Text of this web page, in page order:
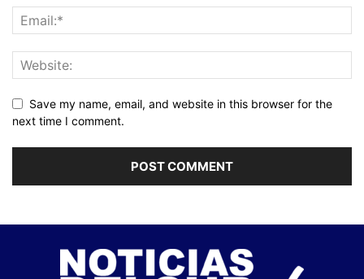
Save my name, email, and website in this browser for the
next time I comment.